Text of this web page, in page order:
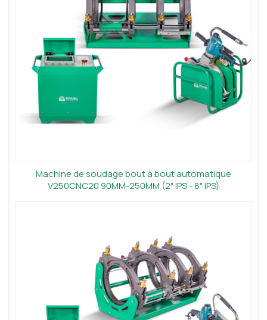
Machine de soudage bout à bout automatique
V250CNC20 90MM-250MM (2" IPS - 8" IPS)